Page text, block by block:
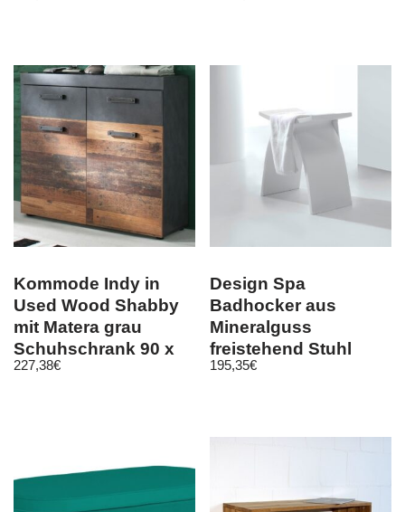
Kommode Indy in
Used Wood Shabby
mit Matera grau
Schuhschrank 90 x
89 cm
227,38€
Design Spa
Badhocker aus
Mineralguss
freistehend Stuhl
Hocker Badmöbel
195,35€